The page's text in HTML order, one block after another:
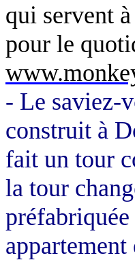
qui servent
pour le
- Le saviez-
construit à
fait un tour
la tour